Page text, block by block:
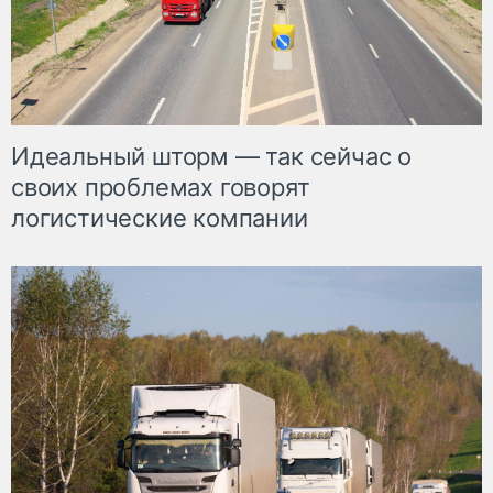
Идеальный шторм — так сейчас о
своих проблемах говорят
логистические компании